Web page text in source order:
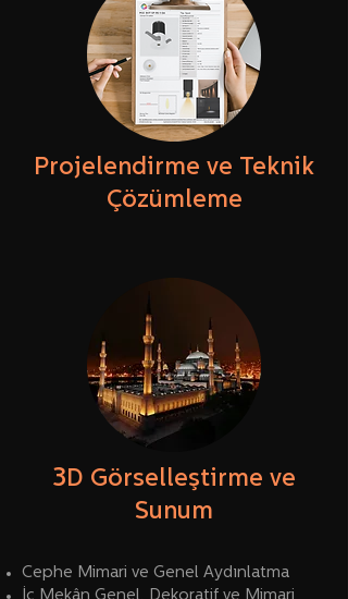
Projelendirme ve Teknik
Çözümleme
3D Görselleştirme ve
Sunum
Cephe Mimari ve Genel Aydınlatma